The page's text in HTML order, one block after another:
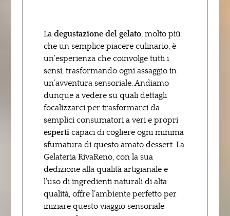
La degustazione del gelato, molto più
che un semplice piacere culinario, è
un’esperienza che coinvolge tutti i
sensi, trasformando ogni assaggio in
un’avventura sensoriale. Andiamo
dunque a vedere su quali dettagli
focalizzarci per trasformarci da
semplici consumatori a veri e propri
esperti capaci di cogliere ogni minima
sfumatura di questo amato dessert. La
Gelateria RivaReno, con la sua
dedizione alla qualità artigianale e
l’uso di ingredienti naturali di alta
qualità, offre l’ambiente perfetto per
iniziare questo viaggio sensoriale